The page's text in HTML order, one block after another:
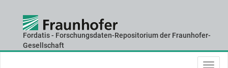
navigation
Fordatis - Forschungsdaten-Repositorium der Fraunhofer-
Gesellschaft